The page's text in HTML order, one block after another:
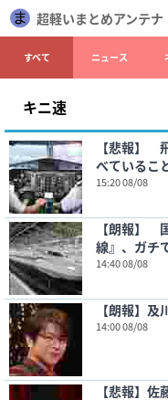
超軽いまとめアンテナ
すべて ニュース
キニ速
【悲報】
べている
15:20 08/08
【朗報】
線』、ガチ
14:40 08/08
【朗報】
14:00 08/08
【悲報】